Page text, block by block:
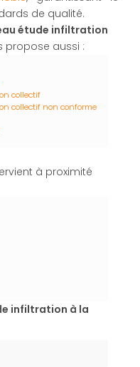
de qualité.
étude infiltration
propose aussi :
collectif
collectif non conforme
à proximité
infiltration à la